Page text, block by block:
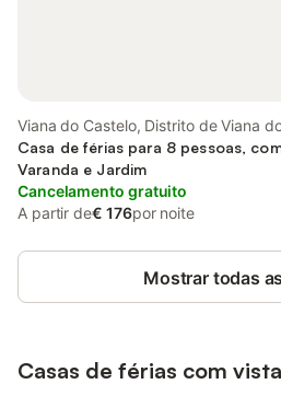
Viana do Castelo, Distrito de Viana
Castelo
Casa de férias para 8 pessoas,
Varanda e Jardim
Cancelamento gratuito
A partir de€ 176por noite
Mostrar todas
Casas de férias com